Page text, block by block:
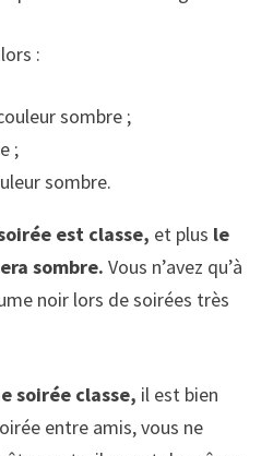
:
sombre ;
;
sombre.
est classe, et plus le
sombre. Vous n’avez qu’à
noir lors de soirées très
soirée classe, il est bien
entre amis, vous ne